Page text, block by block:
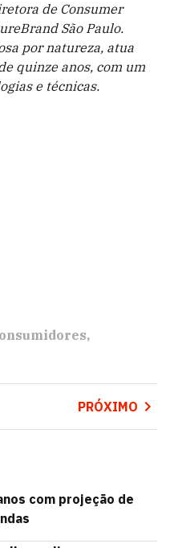
de Consumer
São Paulo.
por natureza, atua
quinze anos, com um
e técnicas.
PRÓXIMO
com projeção de